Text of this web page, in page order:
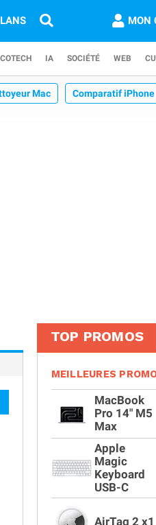
MON
IA SOCIÉTÉ WEB
Mac Comparatif iPhone
TOP PROMOS
MEILLEURES
MacBook
Pro 14" M5
Max
Apple
Magic
Keyboard
USB-C
AirTag 2 x1